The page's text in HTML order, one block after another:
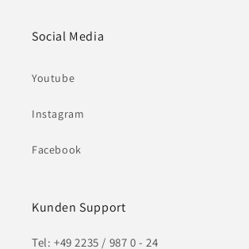
Social Media
Youtube
Instagram
Facebook
Kunden Support
Tel: +49 2235 / 987 0 - 24